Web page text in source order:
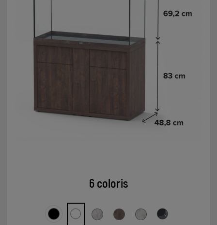
6 coloris